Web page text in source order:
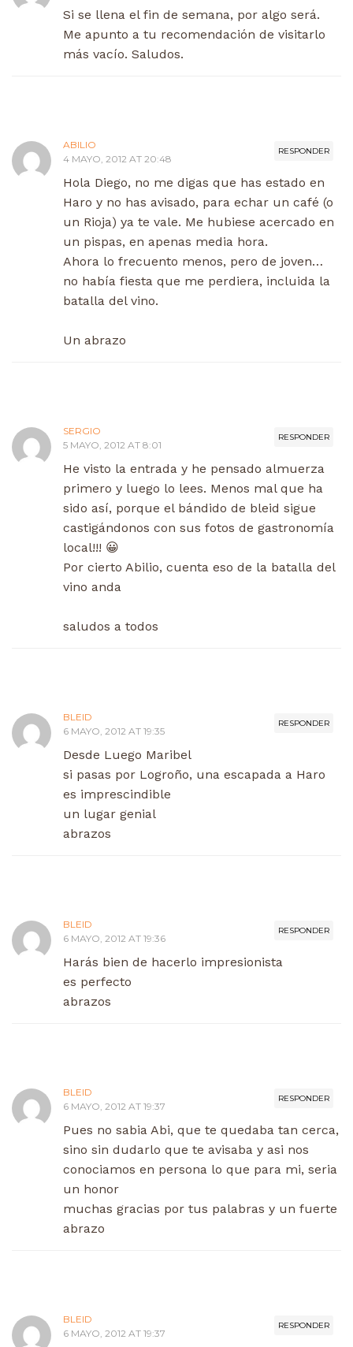
Si se llena el fin de semana, por algo será.
Me apunto a tu recomendación de visitarlo
más vacío. Saludos.
RESPONDER
ABILIO
4 MAYO, 2012 AT 20:48
Hola Diego, no me digas que has estado en
Haro y no has avisado, para echar un café (o
un Rioja) ya te vale. Me hubiese acercado en
un pispas, en apenas media hora.
Ahora lo frecuento menos, pero de joven…
no había fiesta que me perdiera, incluida la
batalla del vino.
Un abrazo
RESPONDER
SERGIO
5 MAYO, 2012 AT 8:01
He visto la entrada y he pensado almuerza
primero y luego lo lees. Menos mal que ha
sido así, porque el bándido de bleid sigue
castigándonos con sus fotos de gastronomía
local!!! 😀
Por cierto Abilio, cuenta eso de la batalla del
vino anda
saludos a todos
RESPONDER
BLEID
6 MAYO, 2012 AT 19:35
Desde Luego Maribel
si pasas por Logroño, una escapada a Haro
es imprescindible
un lugar genial
abrazos
RESPONDER
BLEID
6 MAYO, 2012 AT 19:36
Harás bien de hacerlo impresionista
es perfecto
abrazos
RESPONDER
BLEID
6 MAYO, 2012 AT 19:37
Pues no sabia Abi, que te quedaba tan cerca,
sino sin dudarlo que te avisaba y asi nos
conociamos en persona lo que para mi, seria
un honor
muchas gracias por tus palabras y un fuerte
abrazo
RESPONDER
BLEID
6 MAYO, 2012 AT 19:37